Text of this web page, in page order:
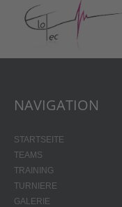
NAVIGATION
STARTSEITE
TEAMS
TRAINING
TURNIERE
GALERIE